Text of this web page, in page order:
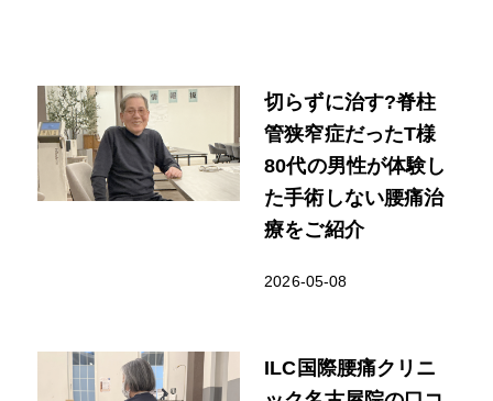
切らずに治す?脊柱
管狭窄症だったT様
80代の男性が体験し
た手術しない腰痛治
療をご紹介
2026-05-08
ILC国際腰痛クリニ